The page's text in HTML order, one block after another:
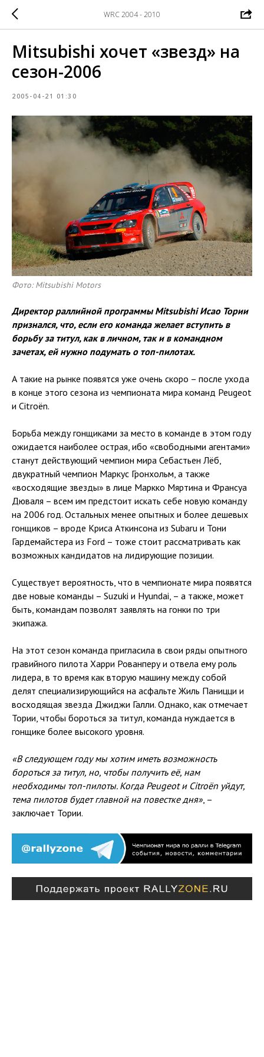
WRC 2004 - 2010
Mitsubishi хочет «звезд» на
сезон-2006
2005-04-21 01:30
Фото: Mitsubishi Motors
Директор раллийной программы Mitsubishi Исао Тории
признался, что, если его команда желает вступить в
борьбу за титул, как в личном, так и в командном
зачетах, ей нужно подумать о топ-пилотах.
А такие на рынке появятся уже очень скоро – после ухода
в конце этого сезона из чемпионата мира команд Peugeot
и Citroën.
Борьба между гонщиками за место в команде в этом году
ожидается наиболее острая, ибо «свободными агентами»
станут действующий чемпион мира Себастьен Лёб,
двукратный чемпион Маркус Гронхольм, а также
«восходящие звезды» в лице Маркко Мяртина и Франсуа
Дюваля – всем им предстоит искать себе новую команду
на 2006 год. Остальных менее опытных и более дешевых
гонщиков – вроде Криса Аткинсона из Subaru и Тони
Гардемайстера из Ford – тоже стоит рассматривать как
возможных кандидатов на лидирующие позиции.
Существует вероятность, что в чемпионате мира появятся
две новые команды – Suzuki и Hyundai, – а также, может
быть, командам позволят заявлять на гонки по три
экипажа.
На этот сезон команда пригласила в свои ряды опытного
гравийного пилота Харри Рованперу и отвела ему роль
лидера, в то время как вторую машину между собой
делят специализирующийся на асфальте Жиль Паницци и
восходящая звезда Джиджи Галли. Однако, как отмечает
Тории, чтобы бороться за титул, команда нуждается в
гонщике более высокого уровня.
«В следующем году мы хотим иметь возможность
бороться за титул, но, чтобы получить её, нам
необходимы топ-пилоты. Когда Peugeot и Citroën уйдут,
тема пилотов будет главной на повестке дня», –
заключает Тории.